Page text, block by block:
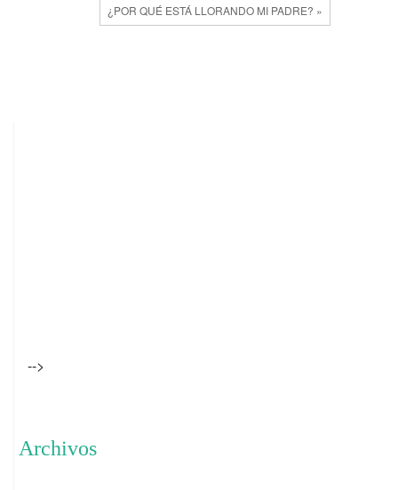
¿POR QUÉ ESTÁ LLORANDO MI PADRE? »
-->
Archivos